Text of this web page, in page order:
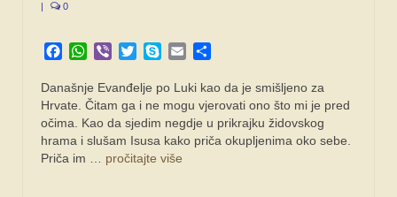
0
Facebook
WhatsApp
Viber TwitterSkypeEmail
Današnje Evanđelje po Luki kao da je smišljeno za
Hrvate. Čitam ga i ne mogu vjerovati ono što mi je pred
očima. Kao da sjedim negdje u prikrajku židovskog
hrama i slušam Isusa kako priča okupljenima oko sebe.
Priča im … pročitajte više